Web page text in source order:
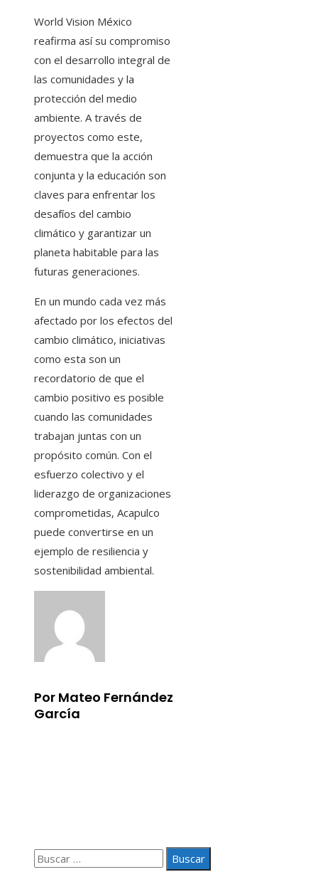
World Vision México
reafirma así su compromiso
con el desarrollo integral de
las comunidades y la
protección del medio
ambiente. A través de
proyectos como este,
demuestra que la acción
conjunta y la educación son
claves para enfrentar los
desafíos del cambio
climático y garantizar un
planeta habitable para las
futuras generaciones.
En un mundo cada vez más
afectado por los efectos del
cambio climático, iniciativas
como esta son un
recordatorio de que el
cambio positivo es posible
cuando las comunidades
trabajan juntas con un
propósito común. Con el
esfuerzo colectivo y el
liderazgo de organizaciones
comprometidas, Acapulco
puede convertirse en un
ejemplo de resiliencia y
sostenibilidad ambiental.
Por Mateo Fernández
García
Buscar: